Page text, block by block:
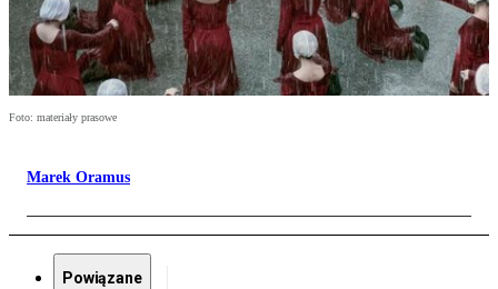
Foto: materiały prasowe
Marek Oramus
Powiązane